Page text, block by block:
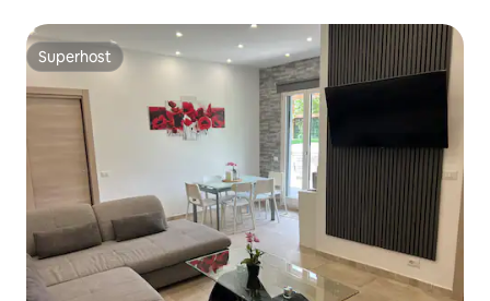
Superhost
Superhost